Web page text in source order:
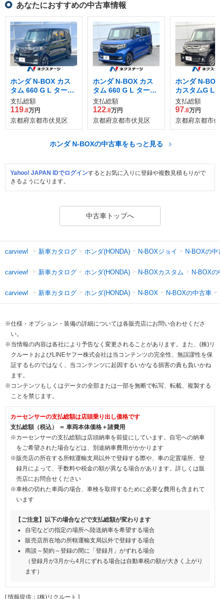
あなたにおすすめの中古車情報
ホンダ N-BOX カス
タム 660 G L ターボ
ホンダセンシング
支払総額
119.8万円
京都府京都市伏見区
ホンダ N-BOX カス
タム 660 G L ターボ
ホンダセンシング
支払総額
122.8万円
京都府京都市伏見区
ホンダ N-
カスタムG L
ジ
支払総額
97.8万円
京都府京都市
ホンダ N-BOXの中古車をもっと見る
Yahoo! JAPAN IDでログインするとお気に入りに登録や複数見積もりがで
きるようになります。
中古車トップへ
carview! 新車カタログ ホンダ(HONDA) N-BOXジョイ N-BOXの中
carview! 新車カタログ ホンダ(HONDA) N-BOXカスタム N-BOXの
carview! 新車カタログ ホンダ(HONDA) N-BOX N-BOXの中古車
※仕様・オプション・装備の詳細については各販売店にお問い合わせくださ
い。
※当情報の内容は各社により予告なく変更されることがあります。また、(株)リ
クルートおよびLINEヤフー株式会社は当コンテンツの完全性、無誤謬性を保
証するものではなく、当コンテンツに起因するいかなる損害の責も負いかね
ます。
※コンテンツもしくはデータの全部または一部を無断で転写、転載、複製する
ことを禁じます。
カーセンサーの支払総額は店頭乗り出し価格です
支払総額（税込） ＝ 車両本体価格＋諸費用
※カーセンサーの支払総額は店頭納車を前提にしています。自宅への納車
をご希望された場合などは、別途納車費用がかかります
※販売店の所在する所轄運輸支局以外で登録する際や、車の定置場所、登
録月によって、手数料や税金の額が異なる場合があります。詳しくは販
売店にお問合せください
※車検の切れた車両の場合、車検を取得するために必要な費用も含まれて
います
【ご注意】以下の場合などで支払総額が変わります
自宅などの指定の場所へ陸送納車を希望する場合
販売店所在地の所轄運輸支局以外で登録する場合
商談～契約～登録の間に「登録月」がずれる場合
（登録月が3月から4月にずれる場合は自動車税の額が大きく上がり
ます）
[ 情報提供：(株)リクルート ]